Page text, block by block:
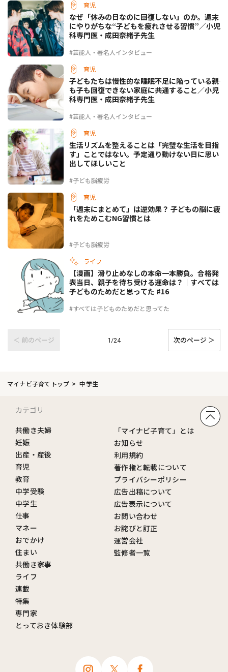
育児
#芸能人・著名人インタビュー
なぜ「休みの日なのに回復しない」のか。週末
にやりがちな“子どもを疲れさせる習慣”／小児
科専門医・成田奈緒子先生
育児
#芸能人・著名人インタビュー
子どもたちは慢性的な睡眠不足に陥っている――親
も子も回復できない家庭に共通すること／小児
科専門医・成田奈緒子先生
育児
#子ども脳疲労
生活リズムを整えることは「完璧な生活を目指
す」ことではない。予定通り動けない日に思い
出してほしいこと
育児
#子ども脳疲労
「週末にまとめて」は逆効果？ 子どもの脳に疲
れをためこむNG習慣とは
ライフ
#すべては子どものためだと思ってた
【漫画】滑り止めなしの本命一本勝負。合格発
表当日、親子を待ち受ける運命は？｜すべては
子どものためだと思ってた #16
＜ 前のページ 1/24 次のページ ＞
マイナビ子育てトップ 中学生
カテゴリ
共働き夫婦
妊娠
出産・産後
育児
教育
中学受験
中学生
仕事
マネー
おでかけ
住まい
共働き家事
ライフ
連載
特集
専門家
とっておき体験部
「マイナビ子育て」とは
お知らせ
利用規約
著作権と転載について
プライバシーポリシー
広告出稿について
広告表示について
お問い合わせ
お詫びと訂正
運営会社
監修者一覧